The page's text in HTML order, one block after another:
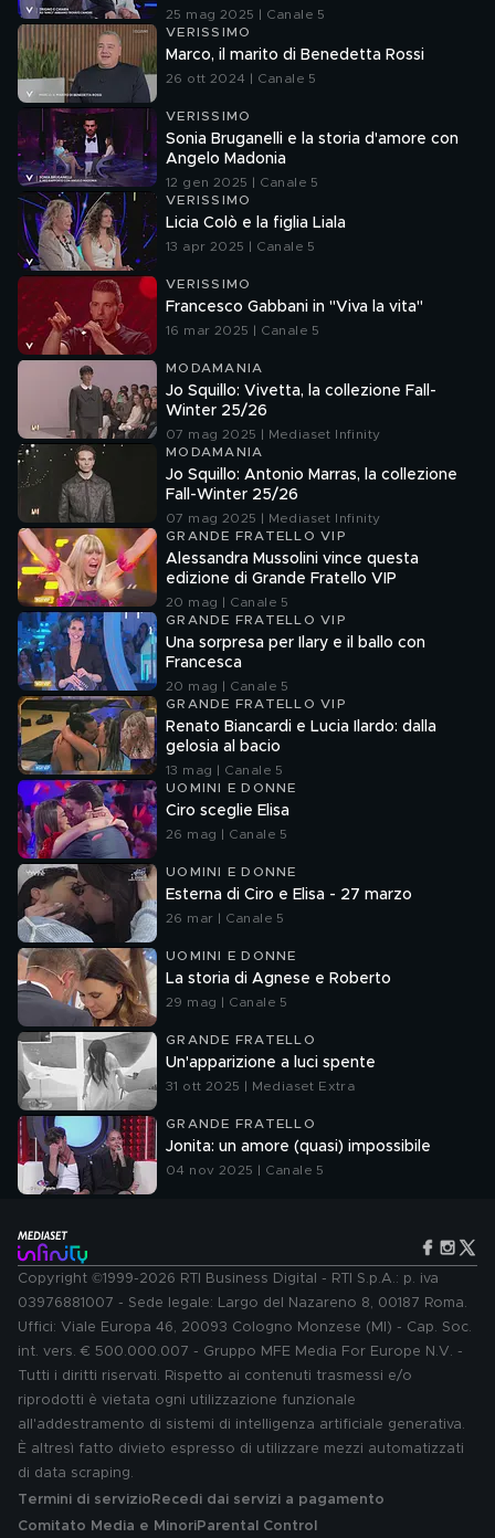
25 mag 2025 | Canale 5
VERISSIMO
Marco, il marito di Benedetta Rossi
26 ott 2024 | Canale 5
VERISSIMO
Sonia Bruganelli e la storia d'amore con
Angelo Madonia
12 gen 2025 | Canale 5
VERISSIMO
Licia Colò e la figlia Liala
13 apr 2025 | Canale 5
VERISSIMO
Francesco Gabbani in "Viva la vita"
16 mar 2025 | Canale 5
MODAMANIA
Jo Squillo: Vivetta, la collezione Fall-
Winter 25/26
07 mag 2025 | Mediaset Infinity
MODAMANIA
Jo Squillo: Antonio Marras, la collezione
Fall-Winter 25/26
07 mag 2025 | Mediaset Infinity
GRANDE FRATELLO VIP
Alessandra Mussolini vince questa
edizione di Grande Fratello VIP
20 mag | Canale 5
GRANDE FRATELLO VIP
Una sorpresa per Ilary e il ballo con
Francesca
20 mag | Canale 5
GRANDE FRATELLO VIP
Renato Biancardi e Lucia Ilardo: dalla
gelosia al bacio
13 mag | Canale 5
UOMINI E DONNE
Ciro sceglie Elisa
26 mag | Canale 5
UOMINI E DONNE
Esterna di Ciro e Elisa - 27 marzo
26 mar | Canale 5
UOMINI E DONNE
La storia di Agnese e Roberto
29 mag | Canale 5
GRANDE FRATELLO
Un'apparizione a luci spente
31 ott 2025 | Mediaset Extra
GRANDE FRATELLO
Jonita: un amore (quasi) impossibile
04 nov 2025 | Canale 5
Copyright ©1999-2026 RTI Business Digital - RTI S.p.A.: p. iva
03976881007 - Sede legale: Largo del Nazareno 8, 00187 Roma.
Uffici: Viale Europa 46, 20093 Cologno Monzese (MI) - Cap. Soc.
int. vers. € 500.000.007 - Gruppo MFE Media For Europe N.V. -
Tutti i diritti riservati. Rispetto ai contenuti trasmessi e/o
riprodotti è vietata ogni utilizzazione funzionale
all'addestramento di sistemi di intelligenza artificiale generativa.
È altresì fatto divieto espresso di utilizzare mezzi automatizzati
di data scraping.
Termini di servizio Recedi dai servizi a pagamento
Comitato Media e MinoriParental Control